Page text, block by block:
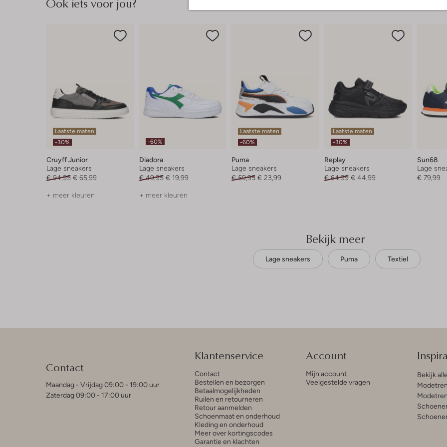
Laatste maten
-30%
Cruyff Junior
Lage sneakers
€ 94,95 € 65,99
+ meer kleuren
-60%
Diadora
Lage sneakers
€ 49,95 € 19,99
+ meer kleuren
Laatste maten
-60%
Puma
Lage sneakers
€ 59,95 € 23,99
Laatste maten
-30%
Replay
Lage sneakers
€ 64,99 € 44,99
Sun68
Lage
€ 79,99
Bekijk meer
Lage sneakers Puma Textiel
Contact
Maandag - Vrijdag 09:00 - 19:00 uur
Zaterdag 09:00 - 17:00 uur
Klantenservice
Contact
Bestellen en bezorgen
Betaalmogelijkheden
Ruilen en retourneren
Retour aanmelden
Schoenmaat en onderhoud
Kleding en onderhoud
Meer over kortingscodes
Garantie en klachten
Account
Mijn account
Veelgestelde vragen
Bekijk